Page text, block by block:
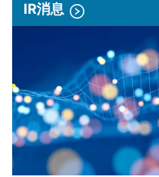
IR消息